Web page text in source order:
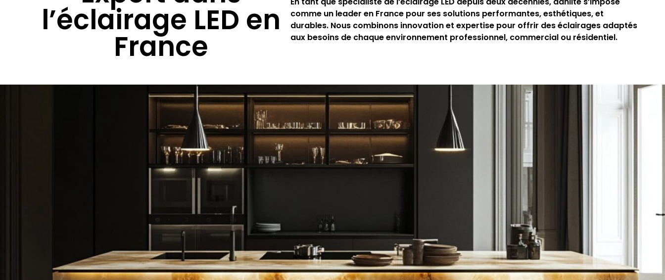
l’éclairage LED en
France
comme un leader en France pour ses solutions performantes, esthétiques, et
durables. Nous combinons innovation et expertise pour offrir des éclairages adaptés
aux besoins de chaque environnement professionnel, commercial ou résidentiel.